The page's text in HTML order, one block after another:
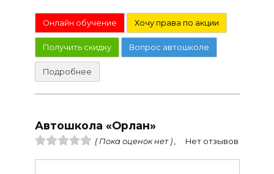
Онлайн обучение Хочу права по акции
Получить скидку Вопрос автошколе
Подробнее
Автошкола «Орлан»
( Пока оценок нет ) , Нет отзывов